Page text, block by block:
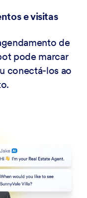
e visitas
de
pode marcar
conectá-los ao